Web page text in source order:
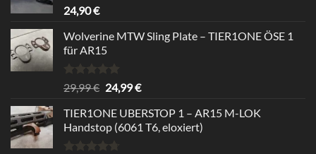
24,90€
Wolverine MTW Sling Plate – TIER1ONE ÖSE 1
für AR15
Bewertet
mit
von 5
29,99€ Ursprünglicher
war:
29,99 €
24,99€Aktueller
ist:
24,99 €.
TIER1ONE UBERSTOP 1 – AR15 M-LOK
Handstop (6061 T6, eloxiert)